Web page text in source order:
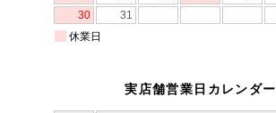
実店舗営業日カレンダー